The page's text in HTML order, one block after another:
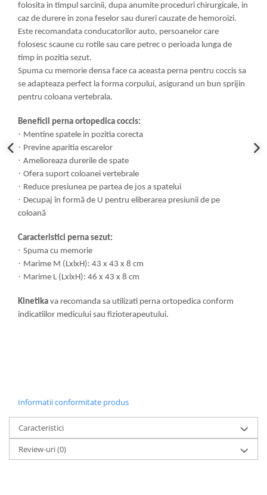
folosita in timpul sarcinii, dupa anumite proceduri chirurgicale, in
caz de durere in zona feselor sau dureri cauzate de hemoroizi.
Este recomandata conducatorilor auto, persoanelor care
folosesc scaune cu rotile sau care petrec o perioada lunga de
timp in pozitia sezut.
Spuma cu memorie densa face ca aceasta perna pentru coccis sa
se adapteaza perfect la forma corpului, asigurand un bun sprijin
pentru coloana vertebrala.
Beneficii perna ortopedica coccis:
· Mentine spatele in pozitia corecta
· Previne aparitia escarelor
· Amelioreaza durerile de spate
· Ofera suport coloanei vertebrale
· Reduce presiunea pe partea de jos a spatelui
· Decupaj în formă de U pentru eliberarea presiunii de pe
coloană
Caracteristici perna sezut:
· Spuma cu memorie
· Marime M (LxlxH): 43 x 43 x 8 cm
· Marime L (LxlxH): 46 x 43 x 8 cm
Kinetika va recomanda sa utilizati perna ortopedica conform
indicatiilor medicului sau fizioterapeutului.
Informatii conformitate produs
Caracteristici
Review-uri(0)